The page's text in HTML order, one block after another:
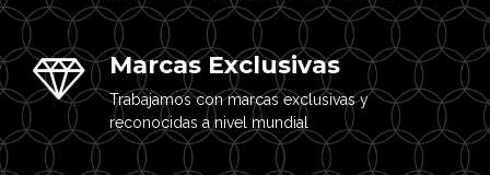
Marcas Exclusivas
Trabajamos con marcas exclusivas y
reconocidas a nivel mundial